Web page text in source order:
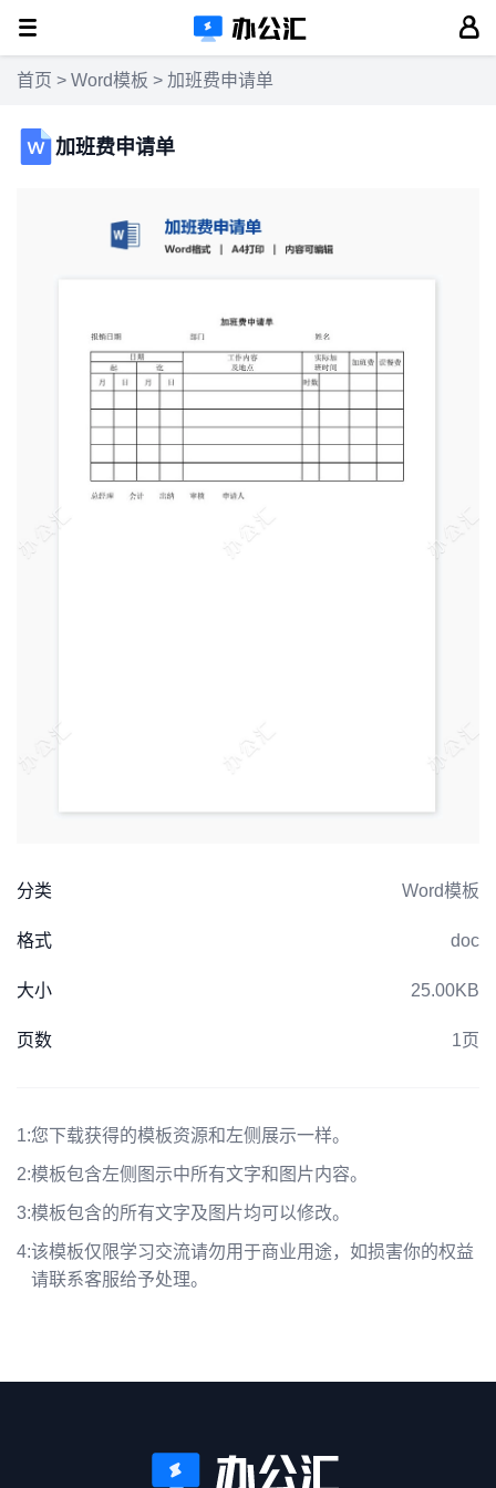
首页 > Word模板 > 加班费申请单
加班费申请单
分类 Word模板
格式 doc
大小 25.00KB
页数 1页
1:您下载获得的模板资源和左侧展示一样。
2:模板包含左侧图示中所有文字和图片内容。
3:模板包含的所有文字及图片均可以修改。
4:该模板仅限学习交流请勿用于商业用途，如损害你的权益
请联系客服给予处理。